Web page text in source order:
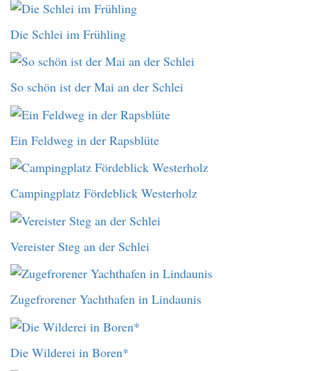
Die Schlei im Frühling
So schön ist der Mai an der Schlei
Ein Feldweg in der Rapsblüte
Campingplatz Fördeblick Westerholz
Vereister Steg an der Schlei
Zugefrorener Yachthafen in Lindaunis
Die Wilderei in Boren*